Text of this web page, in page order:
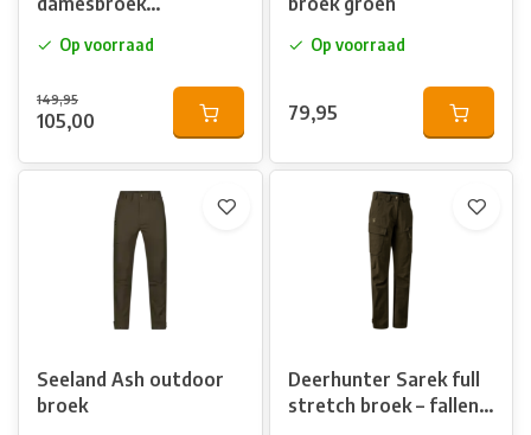
Op voorraad
149,95
105,00
Op voorraad
79,95
Seeland Ash outdoor
broek
Deerhunter Sarek full
stretch broek – fallen